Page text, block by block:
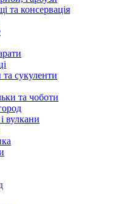
та консервація
сукуленти
та чоботи
вулкани